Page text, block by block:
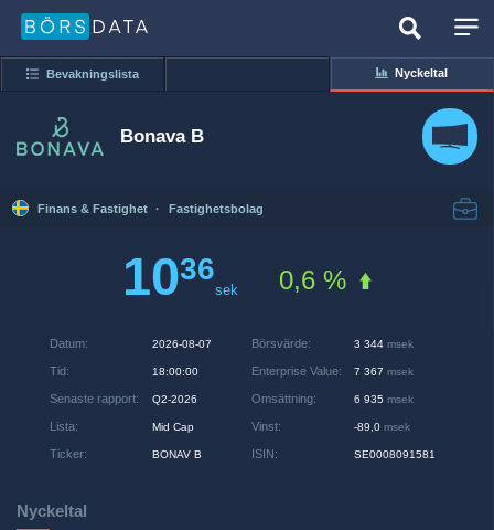
Bevakningslista Nyckeltal
Bonava B
Finans & Fastighet · Fastighetsbolag
1036
sek 0,6 %
Datum: 2026-08-07
Tid: 18:00:00
Senaste rapport: Q2-2026
Lista: Mid Cap
Ticker: BONAV B
Börsvärde: 3 344 msek
Enterprise Value: 7 367 msek
Omsättning: 6 935 msek
Vinst: -89,0 msek
ISIN: SE0008091581
Nyckeltal